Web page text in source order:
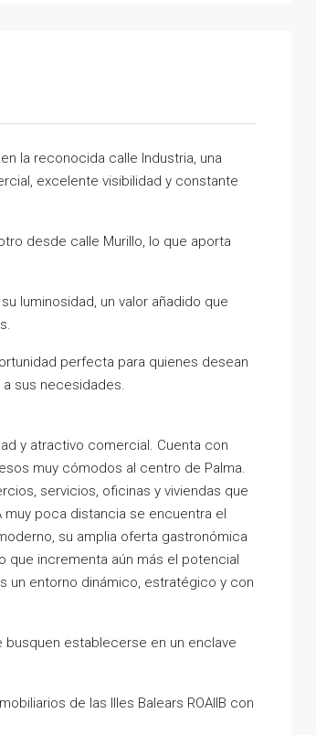
la reconocida calle Industria, una
excelente visibilidad y constante
desde calle Murillo, lo que aporta
luminosidad, un valor añadido que
perfecta para quienes desean
sus necesidades.
y atractivo comercial. Cuenta con
muy cómodos al centro de Palma.
servicios, oficinas y viviendas que
poca distancia se encuentra el
su amplia oferta gastronómica
que incrementa aún más el potencial
un entorno dinámico, estratégico y con
establecerse en un enclave
de las Illes Balears ROAIIB con